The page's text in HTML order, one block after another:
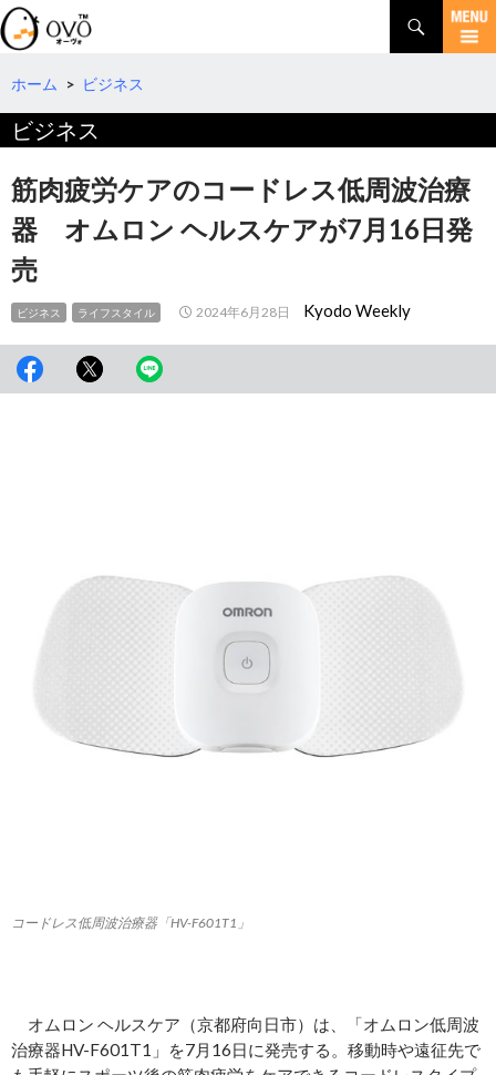
検
索
コ
テ
へ
動
ホーム > ビジネス
ビジネス
筋肉疲労ケアのコードレス低周波治療
器 オムロン ヘルスケアが7月16日発
売
ビジネス ライフスタイル 2024年6月28日 Kyodo Weekly
コードレス低周波治療器「HV-F601T1」
オムロン ヘルスケア（京都府向日市）は、「オムロン低周波
治療器HV-F601T1」を7月16日に発売する。移動時や遠征先で